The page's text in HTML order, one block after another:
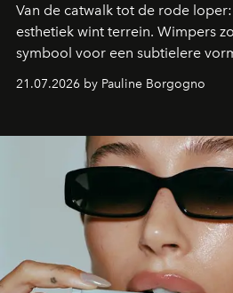
Van de catwalk tot de rode
esthetiek wint terrein. Wimpers
symbool voor een subtielere
waarin zelfvertrouwen
aan make-up.
21.07.2026 by Pauline Borgogno